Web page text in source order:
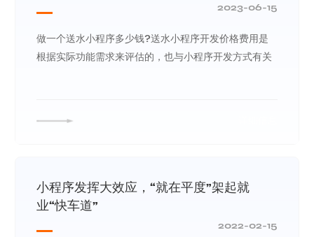
2023-06-15
做一个送水小程序多少钱?送水小程序开发价格费用是
根据实际功能需求来评估的，也与小程序开发方式有关
小程序发挥大效应，“就在平度”架起就
业“快车道”
2022-02-15